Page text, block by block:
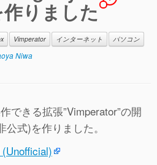
りました
Vimperator インターネット
パソコン
Niwa
できる拡張”Vimperator”の開
式)を作りました。